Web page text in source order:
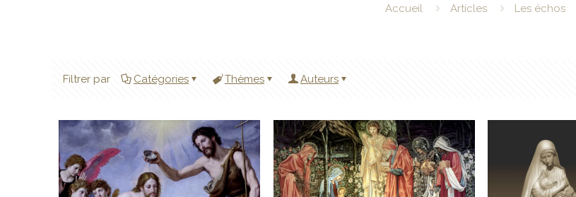
Accueil Articles Les échos
Filtrer par Catégories Thèmes Auteurs